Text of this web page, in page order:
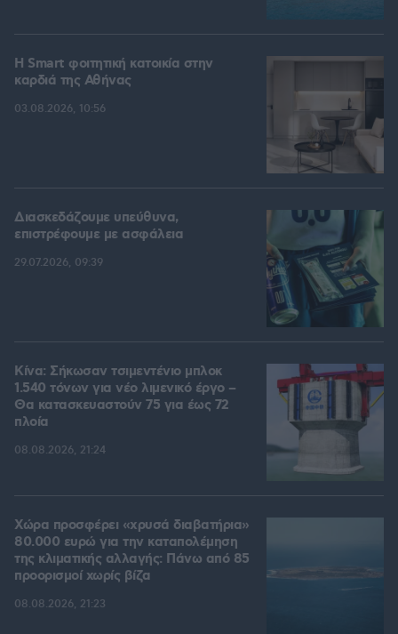
Η Smart φοιτητική κατοικία στην
καρδιά της Αθήνας
03.08.2026, 10:56
Διασκεδάζουμε υπεύθυνα,
επιστρέφουμε με ασφάλεια
29.07.2026, 09:39
Κίνα: Σήκωσαν τσιμεντένιο μπλοκ
1.540 τόνων για νέο λιμενικό έργο –
Θα κατασκευαστούν 75 για έως 72
πλοία
08.08.2026, 21:24
Χώρα προσφέρει «χρυσά διαβατήρια»
80.000 ευρώ για την καταπολέμηση
της κλιματικής αλλαγής: Πάνω από 85
προορισμοί χωρίς βίζα
08.08.2026, 21:23